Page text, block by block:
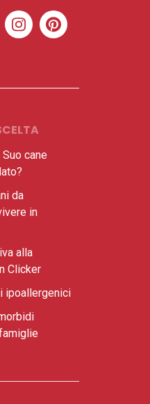
cane
da
in
alla
Clicker
ipoallergenici